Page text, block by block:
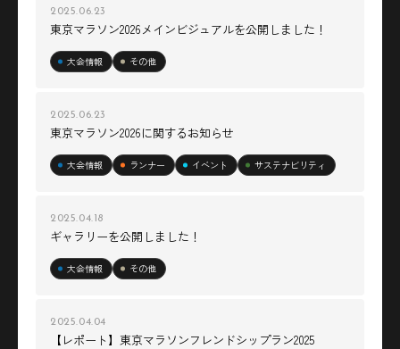
2025.06.23
東京マラソン2026メインビジュアルを公開しました！
大会情報 その他
2025.06.23
東京マラソン2026に関するお知らせ
大会情報 ランナー イベント サステナビリティ
2025.04.18
ギャラリーを公開しました！
大会情報 その他
2025.04.04
【レポート】東京マラソンフレンドシップラン2025